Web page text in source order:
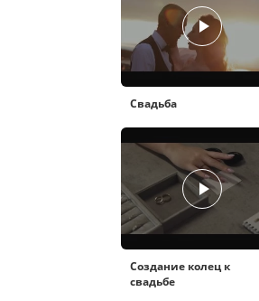
Свадьба
Создание колец к
свадьбе